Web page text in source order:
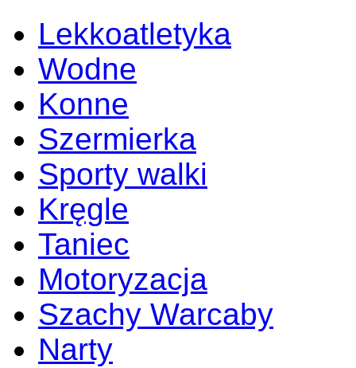
Lekkoatletyka
Wodne
Konne
Szermierka
Sporty walki
Kręgle
Taniec
Motoryzacja
Szachy Warcaby
Narty